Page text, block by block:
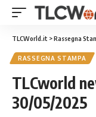
TLCWorld.it >Rassegna
RASSEGNA STAMPA
TLCworld
30/05/2025